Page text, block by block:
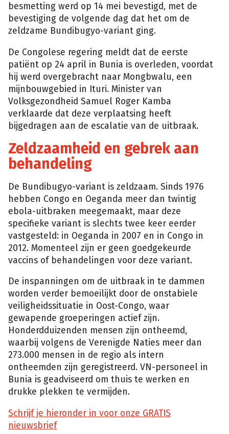
besmetting werd op 14 mei bevestigd, met de
bevestiging de volgende dag dat het om de
zeldzame Bundibugyo-variant ging.
De Congolese regering meldt dat de eerste
patiënt op 24 april in Bunia is overleden, voordat
hij werd overgebracht naar Mongbwalu, een
mijnbouwgebied in Ituri. Minister van
Volksgezondheid Samuel Roger Kamba
verklaarde dat deze verplaatsing heeft
bijgedragen aan de escalatie van de uitbraak.
Zeldzaamheid en gebrek aan
behandeling
De Bundibugyo-variant is zeldzaam. Sinds 1976
hebben Congo en Oeganda meer dan twintig
ebola-uitbraken meegemaakt, maar deze
specifieke variant is slechts twee keer eerder
vastgesteld: in Oeganda in 2007 en in Congo in
2012. Momenteel zijn er geen goedgekeurde
vaccins of behandelingen voor deze variant.
De inspanningen om de uitbraak in te dammen
worden verder bemoeilijkt door de onstabiele
veiligheidssituatie in Oost-Congo, waar
gewapende groeperingen actief zijn.
Honderdduizenden mensen zijn ontheemd,
waarbij volgens de Verenigde Naties meer dan
273.000 mensen in de regio als intern
ontheemden zijn geregistreerd. VN-personeel in
Bunia is geadviseerd om thuis te werken en
drukke plekken te vermijden.
Schrijf je hieronder in voor onze GRATIS
nieuwsbrief